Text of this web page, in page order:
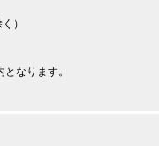
）
なります。